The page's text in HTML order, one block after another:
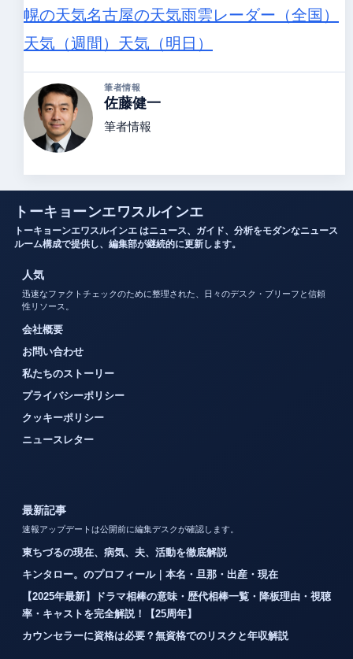
幌の天気名古屋の天気雨雲レーダー（全国）
天気（週間） 天気（明日）
筆者情報
佐藤健一
筆者情報
トーキョーンエワスルインエ
トーキョーンエワスルインエ はニュース、ガイド、分析をモダンなニュース
ルーム構成で提供し、編集部が継続的に更新します。
人気
迅速なファクトチェックのために整理された、日々のデスク・ブリーフと信頼
性リソース。
会社概要
お問い合わせ
私たちのストーリー
プライバシーポリシー
クッキーポリシー
ニュースレター
最新記事
速報アップデートは公開前に編集デスクが確認します。
東ちづるの現在、病気、夫、活動を徹底解説
キンタロー。のプロフィール｜本名・旦那・出産・現在
【2025年最新】ドラマ相棒の意味・歴代相棒一覧・降板理由・視聴
率・キャストを完全解説！【25周年】
カウンセラーに資格は必要？無資格でのリスクと年収解説